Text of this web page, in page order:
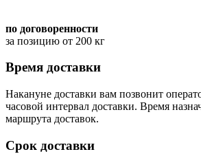
по договоренности
за позицию от 200 кг
Время доставки
Накануне доставки вам позвонит
часовой интервал доставки. Время
маршрута доставок.
Срок доставки